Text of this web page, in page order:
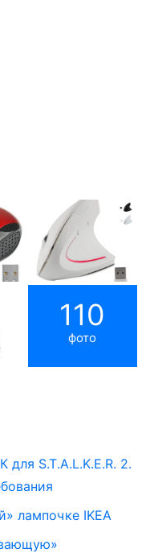
110
фото
S.T.A.L.K.E.R. 2.
лампочке IKEA